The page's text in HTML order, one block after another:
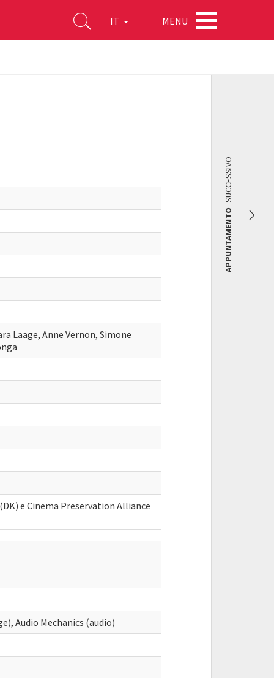
IT MENU
Laage, Anne Vernon, Simone
e Cinema Preservation Alliance
Audio Mechanics (audio)
APPUNTAMENTO
SUCCESSIVO